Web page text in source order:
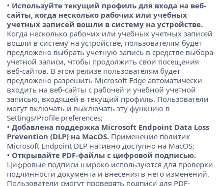
• Используйте текущий профиль для входа на веб-
сайты, когда несколько рабочих или учебных
учетных записей вошли в систему на устройстве.
Когда несколько рабочих или учебных учетных записей
вошли в систему на устройстве, пользователям будет
предложено выбрать учетную запись в средстве выбора
учетной записи, чтобы продолжить свои посещения
веб-сайтов. В этом релизе пользователям будет
предложено разрешить Microsoft Edge автоматически
входить на веб-сайты с рабочей и учебной учетной
записью, входящей в текущий профиль. Пользователи
могут включать и выключать эту функцию в
Settings/Profile preferences;
• Добавлена поддержка Microsoft Endpoint Data Loss
Prevention (DLP) на MacOS. Применение политик
Microsoft Endpoint DLP нативно доступно на MacOS;
• Открывайте PDF-файлы с цифровой подписью.
Цифровые подписи широко используются для проверки
подлинности документа и внесения в него изменений.
Пользователи смогут проверять подписи для PDF-